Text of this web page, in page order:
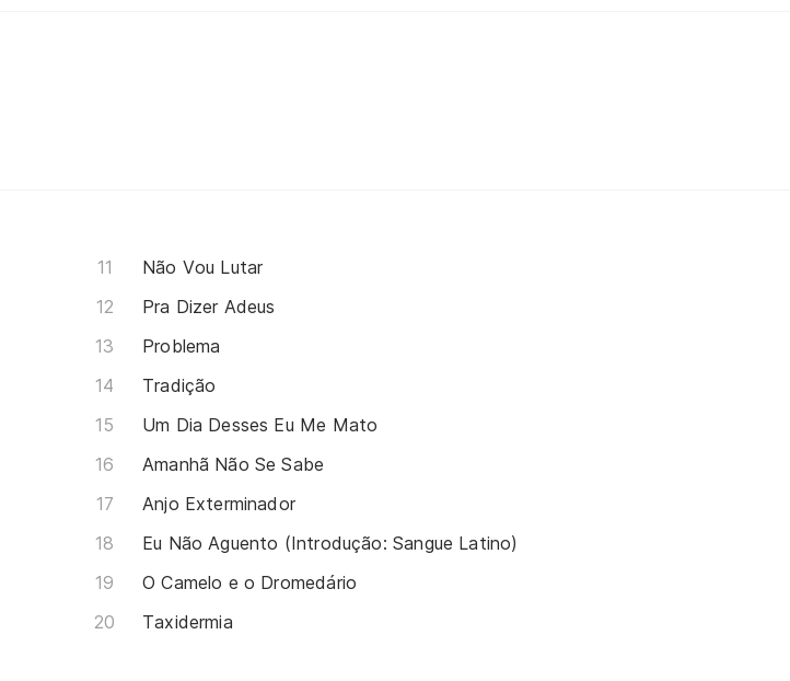
Não Vou Lutar
Pra Dizer Adeus
Problema
Tradição
Um Dia Desses Eu Me Mato
Amanhã Não Se Sabe
Anjo Exterminador
Eu Não Aguento (Introdução: Sangue Latino)
O Camelo e o Dromedário
Taxidermia